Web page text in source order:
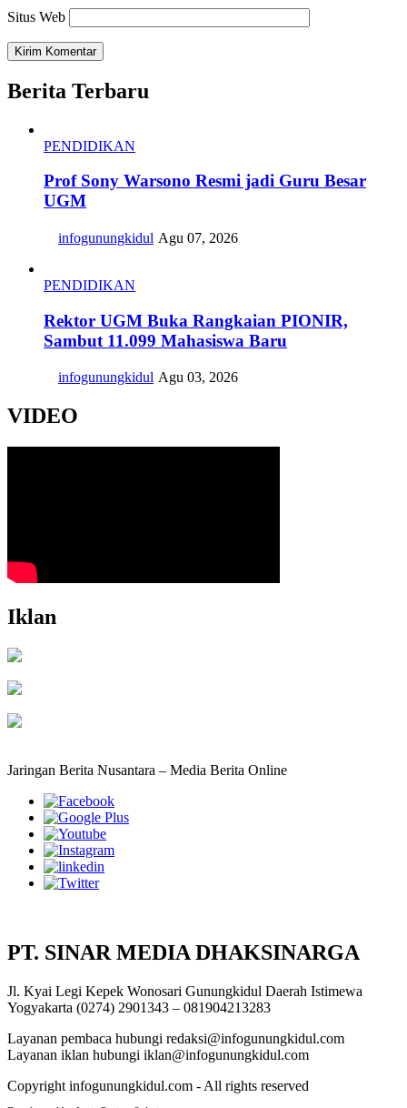
Situs Web
Berita Terbaru
PENDIDIKAN
Prof Sony Warsono Resmi jadi Guru Besar
UGM
infogunungkidul Agu 07, 2026
PENDIDIKAN
Rektor UGM Buka Rangkaian PIONIR,
Sambut 11.099 Mahasiswa Baru
infogunungkidul Agu 03, 2026
VIDEO
Iklan
Jaringan Berita Nusantara – Media Berita Online
PT. SINAR MEDIA DHAKSINARGA
Jl. Kyai Legi Kepek Wonosari Gunungkidul Daerah Istimewa
Yogyakarta (0274) 2901343 – 081904213283
Layanan pembaca hubungi redaksi@infogunungkidul.com
Layanan iklan hubungi iklan@infogunungkidul.com
Copyright infogunungkidul.com - All rights reserved